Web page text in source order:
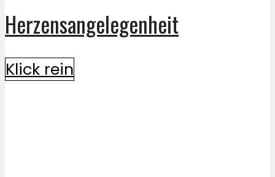
Herzensangelegenheit
Klick rein